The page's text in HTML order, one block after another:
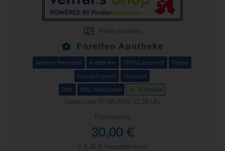
Profil einsehen
Forellen Apotheke
Amazon Payments Kreditkarte SEPA/Lastschrift Paypal
Paypal Express Vorkasse
DHL DHL Packstation E-Rezept
Daten vom 07.08.2026 12:28 Uhr
Produktpreis
30,00 €
+ 5,45 € Versandkosten